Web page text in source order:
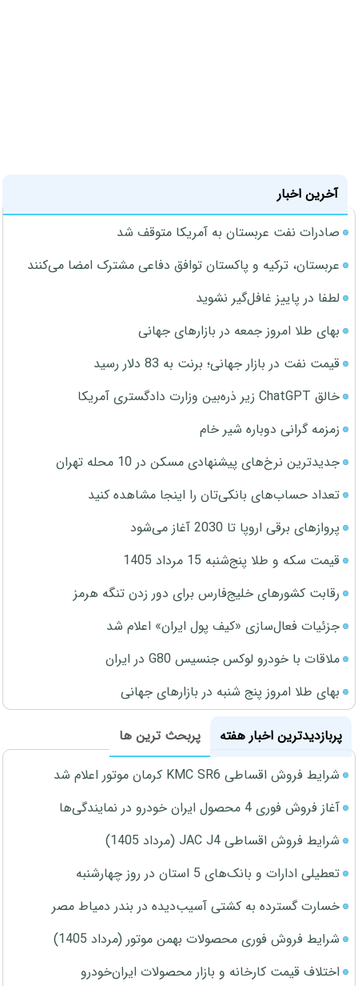
آخرین اخبار
صادرات نفت عربستان به آمریکا متوقف شد
عربستان، ترکیه و پاکستان توافق دفاعی مشترک امضا می‌کنند
لطفا در پاییز غافل‌گیر نشوید
بهای طلا امروز جمعه در بازارهای جهانی
قیمت نفت در بازار جهانی؛ برنت به 83 دلار رسید
خالق ChatGPT زیر ذره‌بین وزارت دادگستری آمریکا
زمزمه گرانی دوباره شیر خام
جدیدترین نرخ‌های پیشنهادی مسکن در 10 محله تهران
تعداد حساب‌های بانکی‌تان را اینجا مشاهده کنید
پروازهای برقی اروپا تا 2030 آغاز می‌شود
قیمت سکه و طلا پنج‌شنبه 15 مرداد 1405
رقابت کشورهای خلیج‌فارس برای دور زدن تنگه هرمز
جزئیات فعال‌سازی «کیف پول ایران» اعلام شد
ملاقات با خودرو لوکس جنسیس G80 در ایران
بهای طلا امروز پنج شنبه در بازارهای جهانی
پربازدیدترین اخبار هفته
پربحث ترین ها
شرایط فروش اقساطی KMC SR6 کرمان موتور اعلام شد
آغاز فروش فوری 4 محصول ایران خودرو در نمایندگی‌ها
شرایط فروش اقساطی JAC J4 (مرداد 1405)
تعطیلی ادارات و بانک‌های 5 استان در روز چهارشنبه
خسارت گسترده به کشتی آسیب‌دیده در بندر دمیاط مصر
شرایط فروش فوری محصولات بهمن موتور (مرداد 1405)
اختلاف قیمت کارخانه و بازار محصولات ایران‌خودرو